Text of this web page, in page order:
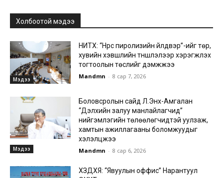
Холбоотой мэдээ
Мэдээ
НИТХ: “Нүүрс пиролизийн үйлдвэр”-ийг төр,
хувийн хэвшлийн түншлэлээр хэрэгжүүлэх
тогтоолын төслийг дэмжжээ
Mandmn - 8 сар 7, 2026
Мэдээ
Боловсролын сайд Л.Энх-Амгалан
“Дэлхийн залуу манлайлагчид”
нийгэмлэгийн төлөөлөгчидтэй уулзаж,
хамтын ажиллагааны боломжуудыг
хэлэлцжээ
Mandmn - 8 сар 6, 2026
ХЗДХЯ: “Явуулын оффис” Нарантуул